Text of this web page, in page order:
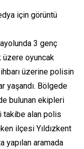
için görüntü
3 genç
üzere oyuncak
üzerine polisin
yaşandı. Bölgede
bulunan ekipleri
takibe alan polis
ilçesi Yıldızkent
yapılan aramada